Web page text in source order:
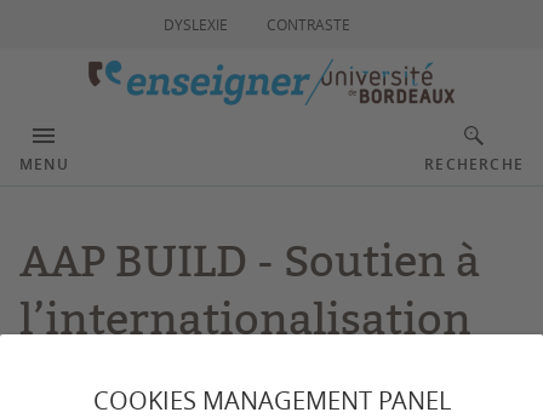
COOKIES MANAGEMENT PANEL
DYSLEXIE CONTRASTE
MENU RECHERCHE
AAP BUILD - Soutien à
l’internationalisation
des formations (SIF)